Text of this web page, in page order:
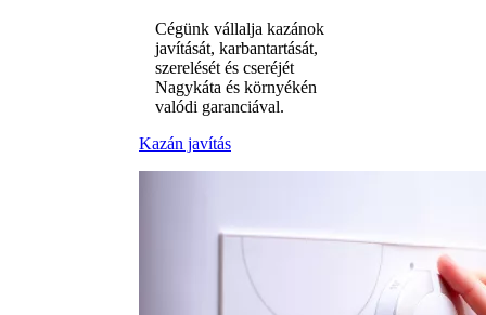
Cégünk vállalja kazánok
javítását, karbantartását,
szerelését és cseréjét
Nagykáta és környékén
valódi garanciával.
Kazán javítás